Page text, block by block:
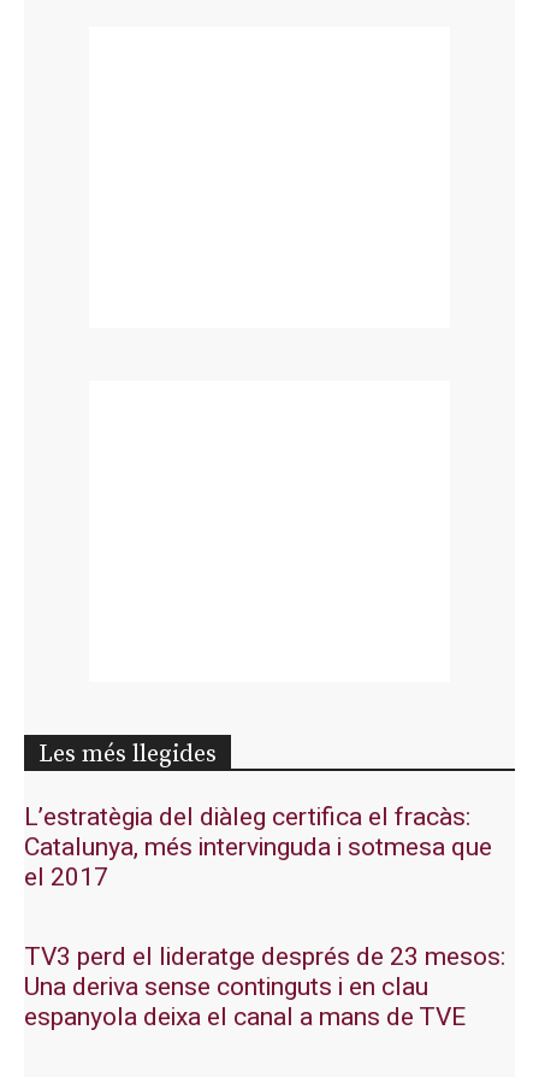
Les més llegides
L’estratègia del diàleg certifica el fracàs:
Catalunya, més intervinguda i sotmesa que
el 2017
TV3 perd el lideratge després de 23 mesos:
Una deriva sense continguts i en clau
espanyola deixa el canal a mans de TVE